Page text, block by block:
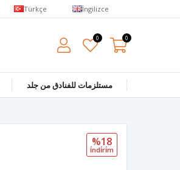
Türkçe İngilizce
0 0
مستلزمات للفنادق من جلد
%18
i̇ndi̇ri̇m